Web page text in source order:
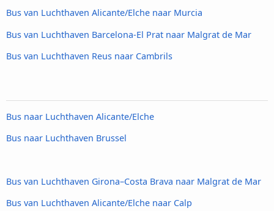
Bus van Luchthaven Alicante/Elche naar Murcia
Bus van Luchthaven Barcelona-El Prat naar Malgrat de Mar
Bus van Luchthaven Reus naar Cambrils
Bus naar Luchthaven Alicante/Elche
Bus naar Luchthaven Brussel
Bus van Luchthaven Girona–Costa Brava naar Malgrat de Mar
Bus van Luchthaven Alicante/Elche naar Calp